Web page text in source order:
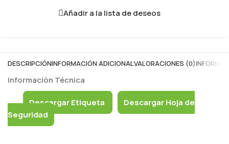
Añadir a la lista de deseos
DESCRIPCIÓNINFORMACIÓN ADICIONALVALORACIONES (0)
Información Técnica
Descargar Etiqueta
Descargar Hoja de
Seguridad